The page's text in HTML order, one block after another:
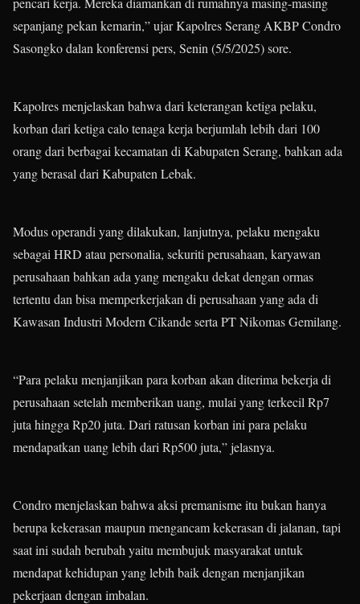
sepanjang pekan kemarin,” ujar Kapolres Serang AKBP Condro
Sasongko dalan konferensi pers, Senin (5/5/2025) sore.
Kapolres menjelaskan bahwa dari keterangan ketiga pelaku,
korban dari ketiga calo tenaga kerja berjumlah lebih dari 100
orang dari berbagai kecamatan di Kabupaten Serang, bahkan ada
yang berasal dari Kabupaten Lebak.
Modus operandi yang dilakukan, lanjutnya, pelaku mengaku
sebagai HRD atau personalia, sekuriti perusahaan, karyawan
perusahaan bahkan ada yang mengaku dekat dengan ormas
tertentu dan bisa memperkerjakan di perusahaan yang ada di
Kawasan Industri Modern Cikande serta PT Nikomas Gemilang.
“Para pelaku menjanjikan para korban akan diterima bekerja di
perusahaan setelah memberikan uang, mulai yang terkecil Rp7
juta hingga Rp20 juta. Dari ratusan korban ini para pelaku
mendapatkan uang lebih dari Rp500 juta,” jelasnya.
Condro menjelaskan bahwa aksi premanisme itu bukan hanya
berupa kekerasan maupun mengancam kekerasan di jalanan, tapi
saat ini sudah berubah yaitu membujuk masyarakat untuk
mendapat kehidupan yang lebih baik dengan menjanjikan
pekerjaan dengan imbalan.